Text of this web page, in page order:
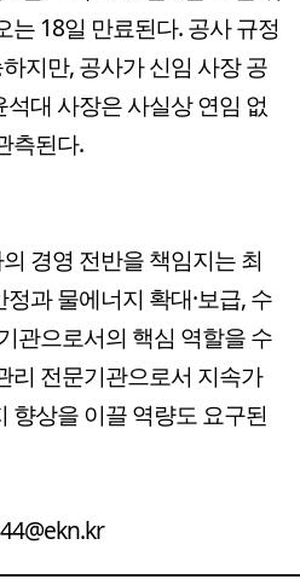
는 18일 만료된다. 공사 규정
지만, 공사가 신임 사장 공
대 사장은 사실상 연임 없
측된다.
경영 전반을 책임지는 최
과 물에너지 확대·보급, 수
관으로서의 핵심 역할을 수
리 전문기관으로서 지속가
향상을 이끌 역량도 요구된